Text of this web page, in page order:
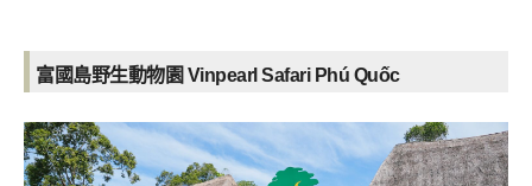
富國島野生動物園 Vinpearl Safari Phú Quốc